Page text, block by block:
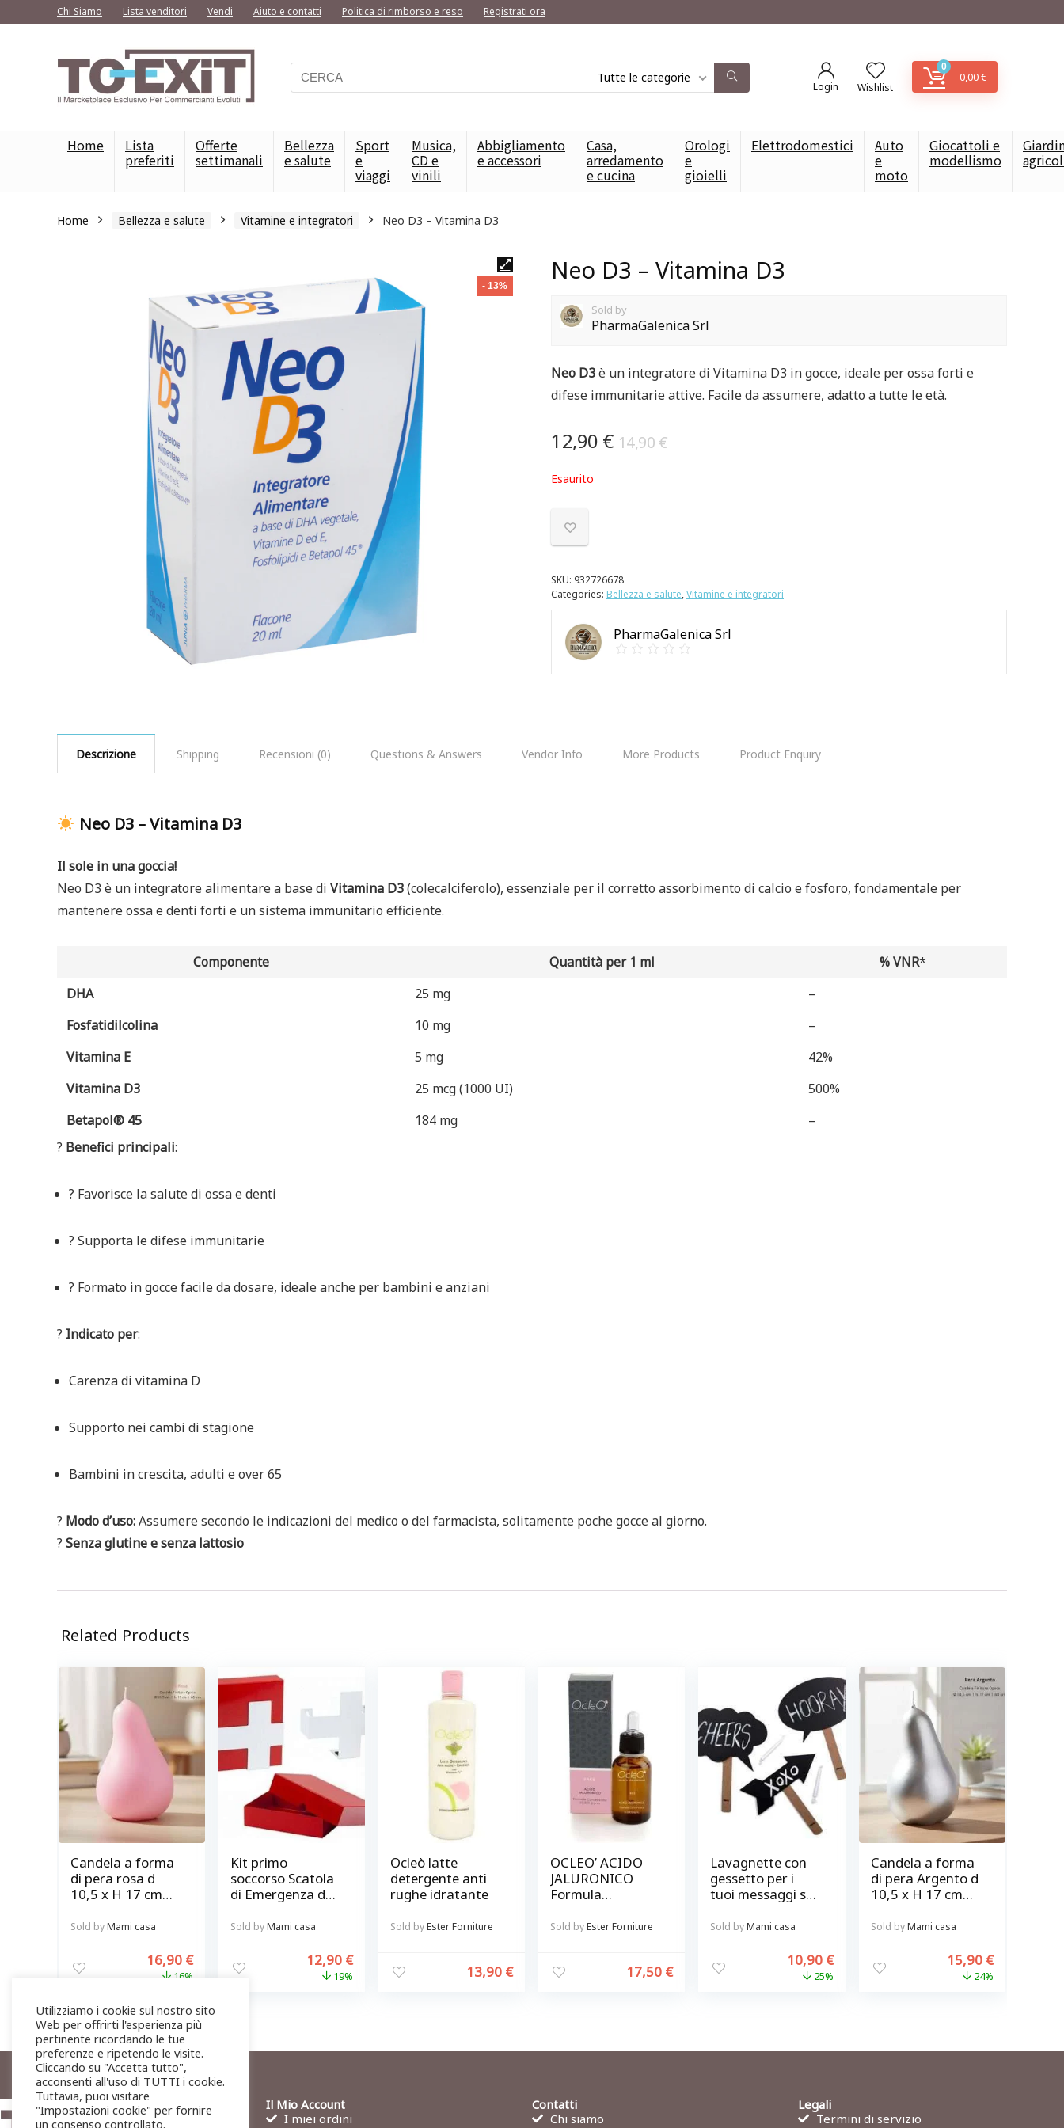
Chi Siamo Lista venditori Vendi Aiuto e contatti Politica di rimborso e reso Registrati ora
Tutte le categorie
Login Wishlist
0
0,00€
Home Lista
preferiti
Offerte
settimanali
Bellezza
e salute
Sport
e
viaggi
Musica,
CD e
vinili
Abbigliamento
e accessori
Casa,
arredamento
e cucina
Orologi
e
gioielli
Elettrodomestici Auto
e
moto
Giocattoli e
modellismo
Home Bellezza e salute Vitamine e integratori Neo D3 – Vitamina D3
- 13%
Neo D3 – Vitamina D3
Sold by
PharmaGalenica Srl
Neo D3è un integratore di Vitamina D3 in gocce, ideale per ossa forti e
difese immunitarie attive. Facile da assumere, adatto a tutte le età.
14,90€
12,90 €
Esaurito
SKU: 932726678
Categories: Bellezza e salute,Vitamine e integratori
PharmaGalenica Srl
Descrizione Shipping Recensioni (0) Questions & Answers Vendor Info More Products Product Enquiry
Neo D3 – Vitamina D3
Il sole in una goccia!
Neo D3 è un integratore alimentare a base di Vitamina D3(colecalciferolo), essenziale per il corretto assorbimento di calcio e fosforo, fondamentale per
mantenere ossa e denti forti e un sistema immunitario efficiente.
Componente Quantità per 1 ml % VNR*
DHA
25 mg
–
Fosfatidilcolina
10 mg
–
Vitamina E
5 mg
42%
Vitamina D3
25 mcg (1000 UI)
500%
Betapol® 45
184 mg
–
? Benefici principali:
? Favorisce la salute di ossa e denti
?️ Supporta le difese immunitarie
? Formato in gocce facile da dosare, ideale anche per bambini e anziani
? Indicato per:
Carenza di vitamina D
Supporto nei cambi di stagione
Bambini in crescita, adulti e over 65
? Modo d’uso:Assumere secondo le indicazioni del medico o del farmacista, solitamente poche gocce al giorno.
? Senza glutine e senza lattosio
Related Products
Candela a forma
di pera rosa d
10,5 x H 17 cm
Sold by Mami casa
16,90 €
16%
Kit primo
soccorso Scatola
di Emergenza da
bianca
Sold byMami casa
12,90 €
19%
Ocleò latte
detergente anti
rughe idratante
Sold byEster Forniture
13,90 €
OCLEO’ ACIDO
JALURONICO
Formula
15.000 p.p.m.
Sold byEster Forniture
17,50 €
Lavagnette con
gessetto per i
tuoi messaggi set
talkies
Sold byMami casa
10,90 €
25%
Candela a forma
di pera Argento d
10,5 x H 17 cm
Sold by Mami casa
15,90 €
24%
Il Mio Account
I miei ordini
Contatti
Chi siamo
Legali
Termini di servizio
Utilizziamo i cookie sul nostro sito
Web per offrirti l'esperienza più
pertinente ricordando le tue
preferenze e ripetendo le visite.
Cliccando su "Accetta tutto",
acconsenti all'uso di TUTTI i cookie.
Tuttavia, puoi visitare
"Impostazioni cookie" per fornire
un consenso controllato.